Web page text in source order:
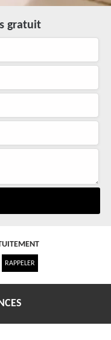
gratuit